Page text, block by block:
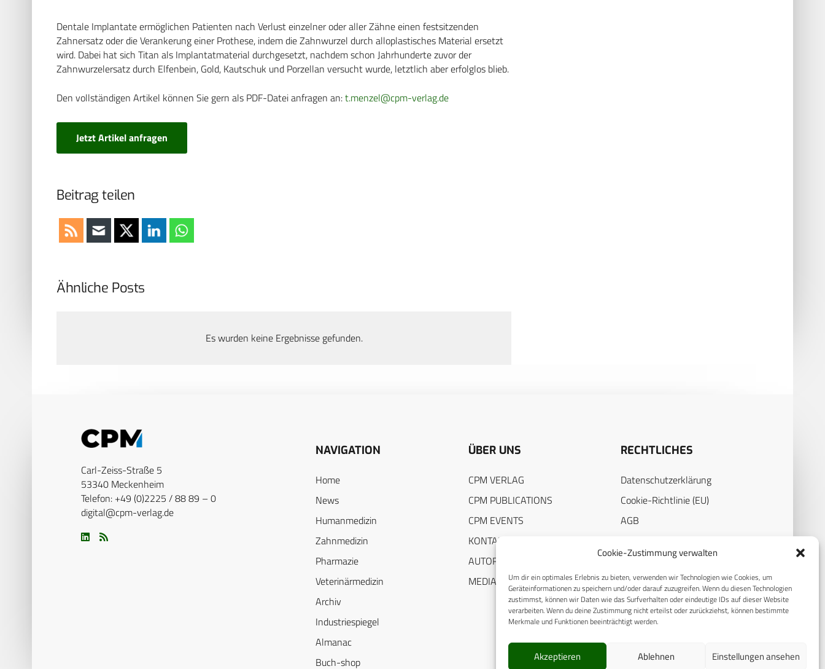
Cookie-Zustimmung verwalten
Um dir ein optimales Erlebnis zu bieten, verwenden wir Technologien wie Cookies, um
Geräteinformationen zu speichern und/oder darauf zuzugreifen. Wenn du diesen Technologien
zustimmst, können wir Daten wie das Surfverhalten oder eindeutige IDs auf dieser Website
verarbeiten. Wenn du deine Zustimmung nicht erteilst oder zurückziehst, können bestimmte
Merkmale und Funktionen beeinträchtigt werden.
Akzeptieren Ablehnen Einstellungen ansehen
Dentale Implantate ermöglichen Patienten nach Verlust einzelner oder aller Zähne einen festsitzenden
Zahnersatz oder die Verankerung einer Prothese, indem die Zahnwurzel durch alloplastisches Material ersetzt
wird. Dabei hat sich Titan als Implantatmaterial durchgesetzt, nachdem schon Jahrhunderte zuvor der
Zahnwurzelersatz durch Elfenbein, Gold, Kautschuk und Porzellan versucht wurde, letztlich aber erfolglos blieb.
Den vollständigen Artikel können Sie gern als PDF-Datei anfragen an:t.menzel@cpm-verlag.de
Jetzt Artikel anfragen
Beitrag teilen
Ähnliche Posts
Es wurden keine Ergebnisse gefunden.
Carl-Zeiss-Straße 5
53340 Meckenheim
Telefon: +49 (0)2225 / 88 89 – 0
digital@cpm-verlag.de
NAVIGATION
Home
News
Humanmedizin
Zahnmedizin
Pharmazie
Veterinärmedizin
Archiv
Industriespiegel
Almanac
Buch-shop
ÜBER UNS
CPM VERLAG
CPM PUBLICATIONS
CPM EVENTS
KONTAKT
AUTORENHINWEISE
MEDIADATEN
RECHTLICHES
Datenschutzerklärung
Cookie-Richtlinie (EU)
AGB
Impressum